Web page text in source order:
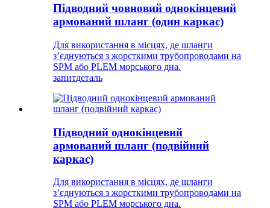
Підводний човновий однокінцевий
армований шланг (один каркас)
Для використання в місцях, де шланги
з’єднуються з жорсткими трубопроводами на
SPM або PLEM морського дна.
запитдеталь
Підводний однокінцевий
армований шланг (подвійний
каркас)
Для використання в місцях, де шланги
з’єднуються з жорсткими трубопроводами на
SPM або PLEM морського дна.